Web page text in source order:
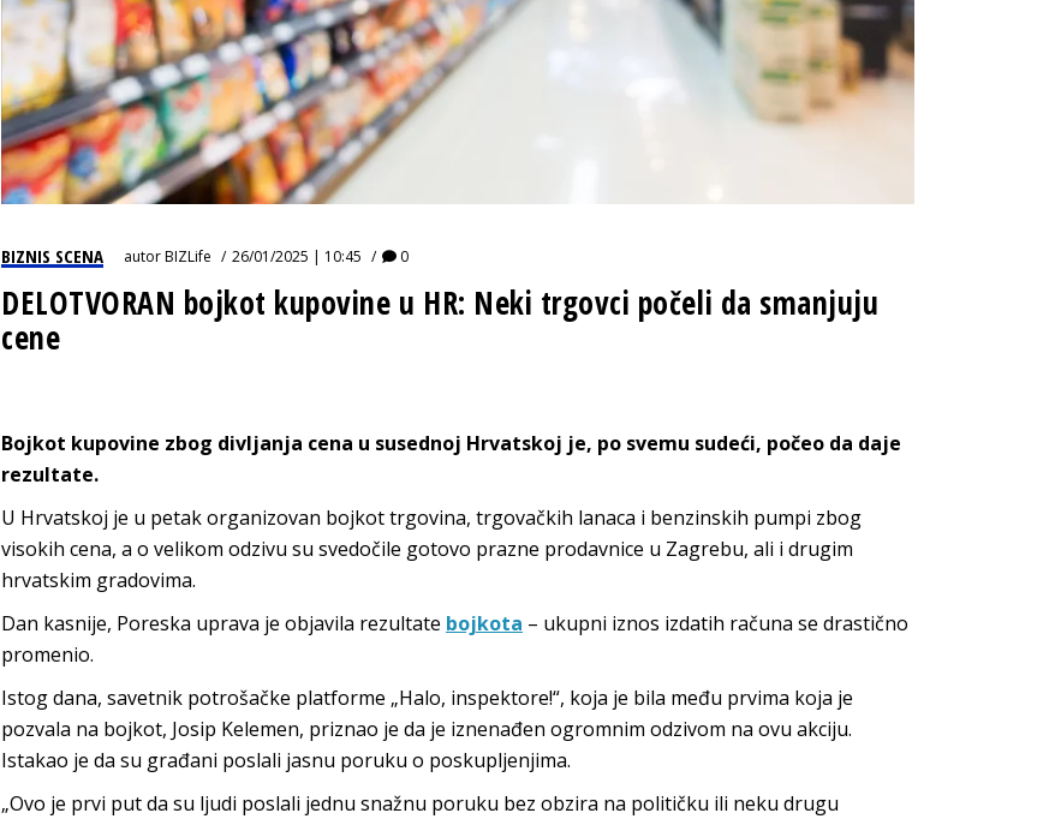
BIZNIS SCENA autorBIZLife 26/01/2025 | 10:45 0
DELOTVORAN bojkot kupovine u HR: Neki trgovci počeli da smanjuju
cene
Bojkot kupovine zbog divljanja cena u susednoj Hrvatskoj je, po svemu sudeći, počeo da daje
rezultate.
U Hrvatskoj je u petak organizovan bojkot trgovina, trgovačkih lanaca i benzinskih pumpi zbog
visokih cena, a o velikom odzivu su svedočile gotovo prazne prodavnice u Zagrebu, ali i drugim
hrvatskim gradovima.
Dan kasnije, Poreska uprava je objavila rezultate bojkota – ukupni iznos izdatih računa se drastično
promenio.
Istog dana, savetnik potrošačke platforme „Halo, inspektore!“, koja je bila među prvima koja je
pozvala na bojkot, Josip Kelemen, priznao je da je iznenađen ogromnim odzivom na ovu akciju.
Istakao je da su građani poslali jasnu poruku o poskupljenjima.
„Ovo je prvi put da su ljudi poslali jednu snažnu poruku bez obzira na političku ili neku drugu